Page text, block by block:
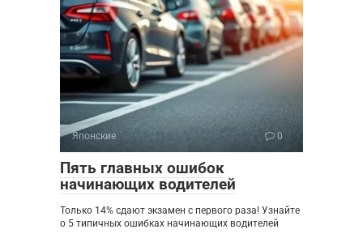
Японские 0
Пять главных ошибок
начинающих водителей
Только 14% сдают экзамен с первого раза! Узнайте
о 5 типичных ошибках начинающих водителей